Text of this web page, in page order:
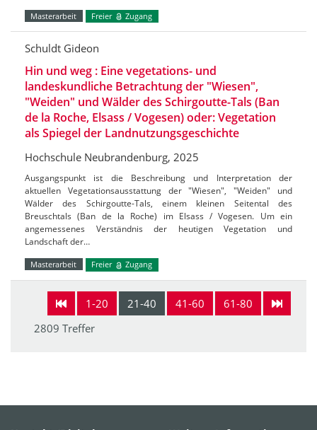
Masterarbeit Freier Zugang
Schuldt Gideon
Hin und weg : Eine vegetations- und
landeskundliche Betrachtung der "Wiesen",
"Weiden" und Wälder des Schirgoutte-Tals (Ban
de la Roche, Elsass / Vogesen) oder: Vegetation
als Spiegel der Landnutzungsgeschichte
Hochschule Neubrandenburg, 2025
Ausgangspunkt ist die Beschreibung und Interpretation der
aktuellen Vegetationsausstattung der "Wiesen", "Weiden" und
Wälder des Schirgoutte-Tals, einem kleinen Seitental des
Breuschtals (Ban de la Roche) im Elsass / Vogesen. Um ein
angemessenes Verständnis der heutigen Vegetation und
Landschaft der…
Masterarbeit Freier Zugang
1-20 21-40 41-60
61-80
2809 Treffer